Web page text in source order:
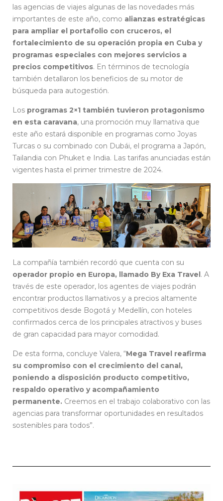
las agencias de viajes algunas de las novedades más
importantes de este año, como alianzas estratégicas
para ampliar el portafolio con cruceros, el
fortalecimiento de su operación propia en Cuba y
programas especiales con mejores servicios a
precios competitivos. En términos de tecnología
también detallaron los beneficios de su motor de
búsqueda para autogestión.
Los programas 2×1 también tuvieron protagonismo
en esta caravana, una promoción muy llamativa que
este año estará disponible en programas como Joyas
Turcas o su combinado con Dubái, el programa a Japón,
Tailandia con Phuket e India. Las tarifas anunciadas están
vigentes hasta el primer trimestre de 2024.
La compañía también recordó que cuenta con su
operador propio en Europa, llamado By Exa Travel. A
través de este operador, los agentes de viajes podrán
encontrar productos llamativos y a precios altamente
competitivos desde Bogotá y Medellín, con hoteles
confirmados cerca de los principales atractivos y buses
de gran capacidad para mayor comodidad.
De esta forma, concluye Valera, “Mega Travel reafirma
su compromiso con el crecimiento del canal,
poniendo a disposición producto competitivo,
respaldo operativo y acompañamiento
permanente. Creemos en el trabajo colaborativo con las
agencias para transformar oportunidades en resultados
sostenibles para todos”.